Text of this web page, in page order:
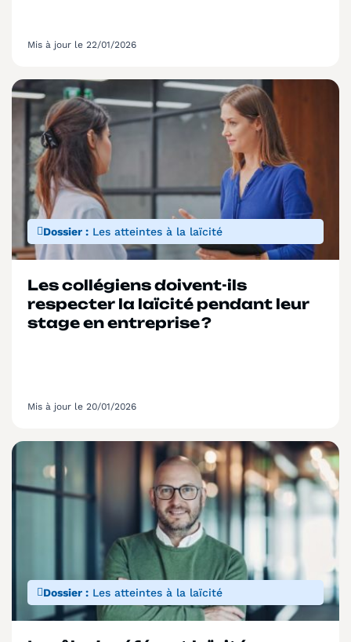
Mis à jour le 22/01/2026
Dossier : Les atteintes à la laïcité
Les collégiens doivent-ils
respecter la laïcité pendant leur
stage en entreprise ?
Mis à jour le 20/01/2026
Dossier : Les atteintes à la laïcité